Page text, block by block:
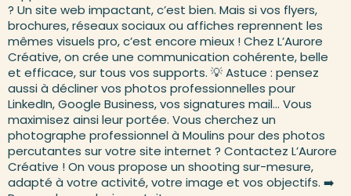
? Un site web impactant, c’est bien. Mais si vos flyers,
brochures, réseaux sociaux ou affiches reprennent les
mêmes visuels pro, c’est encore mieux ! Chez L’Aurore
Créative, on crée une communication cohérente, belle
et efficace, sur tous vos supports. 💡 Astuce : pensez
aussi à décliner vos photos professionnelles pour
LinkedIn, Google Business, vos signatures mail… Vous
maximisez ainsi leur portée. Vous cherchez un
photographe professionnel à Moulins pour des photos
percutantes sur votre site internet ? Contactez L’Aurore
Créative ! On vous propose un shooting sur-mesure,
adapté à votre activité, votre image et vos objectifs. ➡️